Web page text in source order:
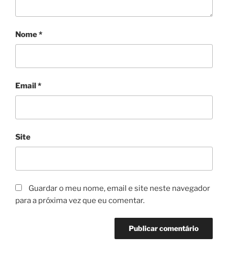
Nome*
Email*
Site
Guardar o meu nome, email e site neste navegador
para a próxima vez que eu comentar.